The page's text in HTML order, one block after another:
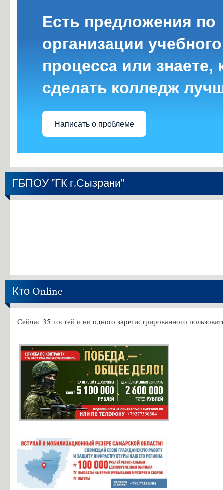
Есть предложения по
организации учебного
процесса или знаете,
сделать колледж
Написать о проблеме
ГБПОУ "ГК г.Сызрани"
Кто Online
Сейчас 35 гостей и ни одного зарегистрированного